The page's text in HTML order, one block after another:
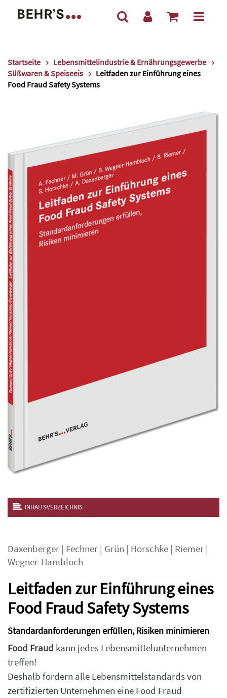
Startseite
Lebensmittelindustrie & Ernährungsgewerbe
Süßwaren & Speiseeis
Leitfaden zur Einführung eines
Food Fraud Safety Systems
INHALTSVERZEICHNIS
Daxenberger | Fechner | Grün | Horschke | Riemer |
Wegner-Hambloch
Leitfaden zur Einführung eines
Food Fraud Safety Systems
Standardanforderungen erfüllen, Risiken minimieren
Food Fraud kann jedes Lebensmittelunternehmen
treffen!
Deshalb fordern alle Lebensmittelstandards von
zertifizierten Unternehmen eine Food Fraud